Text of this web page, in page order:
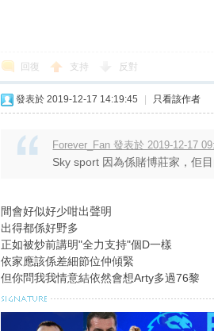
回復 支持 反對
發表於 2019-12-17 14:19:45 只看該作者
Forever_Fan 發表於 2019-12-17
Sky sport 因為係賭博莊家，佢
間會好似好少咁出聲明
出得都係好野多
正如被炒前講明"全力支持"個D一樣
依家應該係差細節位仲傾緊
但你問我我情意結依然會想Arty多過76黎